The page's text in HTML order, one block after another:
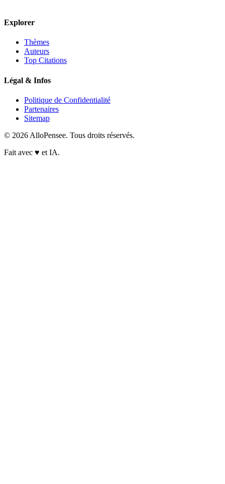
Explorer
Thèmes
Auteurs
Top Citations
Légal & Infos
Politique de Confidentialité
Partenaires
Sitemap
© 2026 AlloPensee. Tous droits réservés.
Fait avec ♥ et IA.